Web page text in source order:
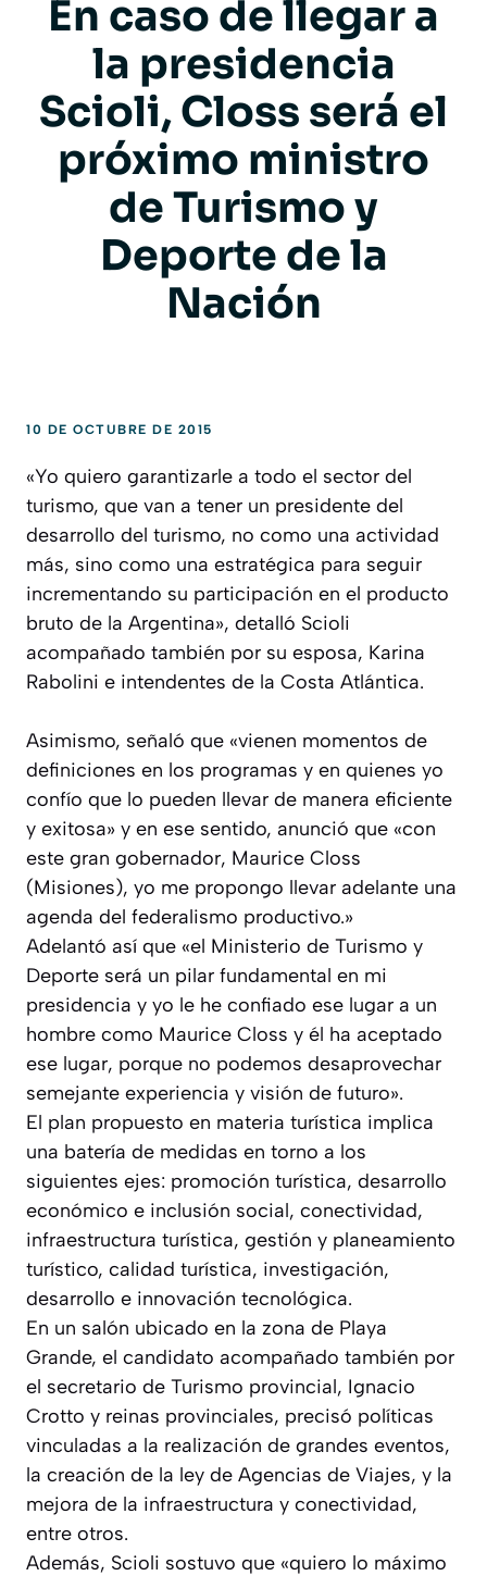
En caso de llegar a
la presidencia
Scioli, Closs será el
próximo ministro
de Turismo y
Deporte de la
Nación
10 DE OCTUBRE DE 2015
«Yo quiero garantizarle a todo el sector del
turismo, que van a tener un presidente del
desarrollo del turismo, no como una actividad
más, sino como una estratégica para seguir
incrementando su participación en el producto
bruto de la Argentina», detalló Scioli
acompañado también por su esposa, Karina
Rabolini e intendentes de la Costa Atlántica.
Asimismo, señaló que «vienen momentos de
definiciones en los programas y en quienes yo
confío que lo pueden llevar de manera eficiente
y exitosa» y en ese sentido, anunció que «con
este gran gobernador, Maurice Closs
(Misiones), yo me propongo llevar adelante una
agenda del federalismo productivo.»
Adelantó así que «el Ministerio de Turismo y
Deporte será un pilar fundamental en mi
presidencia y yo le he confiado ese lugar a un
hombre como Maurice Closs y él ha aceptado
ese lugar, porque no podemos desaprovechar
semejante experiencia y visión de futuro».
El plan propuesto en materia turística implica
una batería de medidas en torno a los
siguientes ejes: promoción turística, desarrollo
económico e inclusión social, conectividad,
infraestructura turística, gestión y planeamiento
turístico, calidad turística, investigación,
desarrollo e innovación tecnológica.
En un salón ubicado en la zona de Playa
Grande, el candidato acompañado también por
el secretario de Turismo provincial, Ignacio
Crotto y reinas provinciales, precisó políticas
vinculadas a la realización de grandes eventos,
la creación de la ley de Agencias de Viajes, y la
mejora de la infraestructura y conectividad,
entre otros.
Además, Scioli sostuvo que «quiero lo máximo